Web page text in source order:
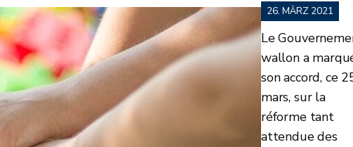
26. MÄRZ 2021
Le
wallon a
son accord, ce
mars, sur la
réforme tant
attendue des